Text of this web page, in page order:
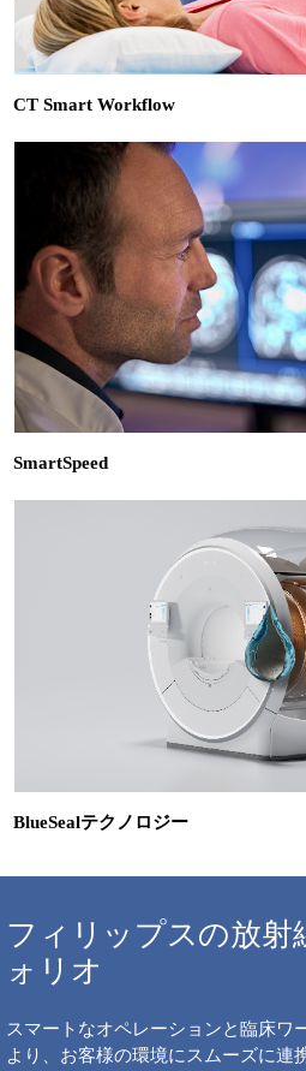
CT Smart Workflow
SmartSpeed
BlueSealテクノロジー
フィリップスの放射
ォリオ
スマートなオペレーションと臨床ワ
より、お客様の環境にスムーズに連